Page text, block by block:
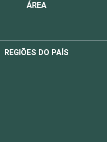
ÁREA
REGIÕES DO PAÍS